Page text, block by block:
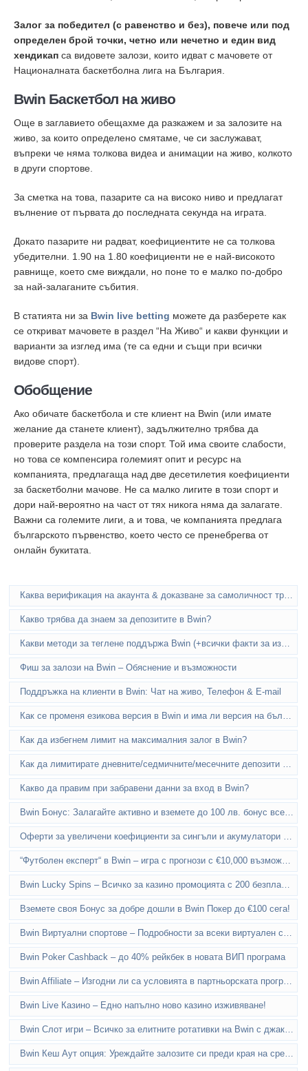
Залог за победител (с равенство и без), повече или под
определен брой точки, четно или нечетно и един вид
хендикап са видовете залози, които идват с мачовете от
Националната баскетболна лига на България.
Bwin Баскетбол на живо
Още в заглавието обещахме да разкажем и за залозите на
живо, за които определено смятаме, че си заслужават,
въпреки че няма толкова видеа и анимации на живо, колкото
в други спортове.
За сметка на това, пазарите са на високо ниво и предлагат
вълнение от първата до последната секунда на играта.
Докато пазарите ни радват, коефициентите не са толкова
убедителни. 1.90 на 1.80 коефициенти не е най-високото
равнище, което сме виждали, но поне то е малко по-добро
за най-залаганите събития.
В статията ни за Bwin live betting можете да разберете как
се откриват мачовете в раздел “На Живо“ и какви функции и
варианти за изглед има (те са едни и същи при всички
видове спорт).
Обобщение
Ако обичате баскетбола и сте клиент на Bwin (или имате
желание да станете клиент), задължително трябва да
проверите раздела на този спорт. Той има своите слабости,
но това се компенсира големият опит и ресурс на
компанията, предлагаща над две десетилетия коефициенти
за баскетболни мачове. Не са малко лигите в този спорт и
дори най-вероятно на част от тях никога няма да залагате.
Важни са големите лиги, а и това, че компанията предлага
българското първенство, което често се пренебрегва от
онлайн букитата.
Какво трябва да знаем за депозитите в Bwin?
Фиш за залози на Bwin – Обяснение и възможности
Поддръжка на клиенти в Bwin: Чат на живо, Телефон & E-mail
Как да избегнем лимит на максималния залог в Bwin?
Какво да правим при забравени данни за вход в Bwin?
Вземете своя Бонус за добре дошли в Bwin Покер до €100 сега!
Bwin Poker Cashback – до 40% рейкбек в новата ВИП програма
Bwin Live Казино – Едно напълно ново казино изживяване!